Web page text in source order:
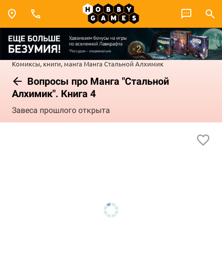
Комиксы, книги, манга Манга Стальной Алхимик
Вопросы про Манга "Стальной
Алхимик". Книга 4
Завеса прошлого открыта